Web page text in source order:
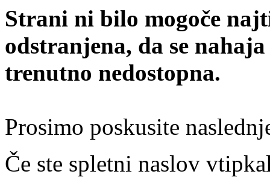
Strani ni bilo mogoče
odstranjena, da se
trenutno nedostopna.
Prosimo poskusite
Če ste spletni naslov